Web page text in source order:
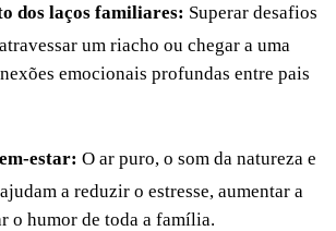
dos laços familiares: Superar desafios
um riacho ou chegar a uma
emocionais profundas entre pais
estar: O ar puro, o som da natureza e
a reduzir o estresse, aumentar a
o humor de toda a família.